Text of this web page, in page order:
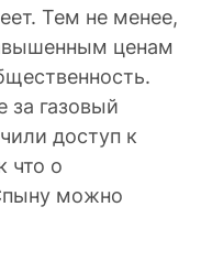
Тем не менее,
ценам
за газовый
доступ к
что о
можно